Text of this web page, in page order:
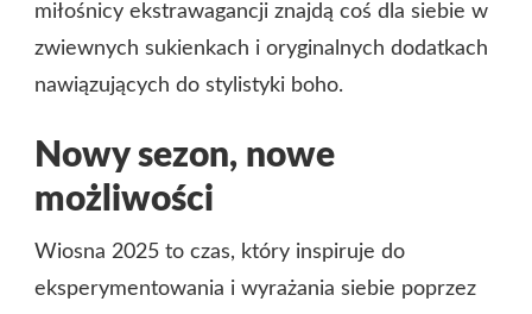
miłośnicy ekstrawagancji znajdą coś dla siebie w
zwiewnych sukienkach i oryginalnych dodatkach
nawiązujących do stylistyki boho.
Nowy sezon, nowe
możliwości
Wiosna 2025 to czas, który inspiruje do
eksperymentowania i wyrażania siebie poprzez